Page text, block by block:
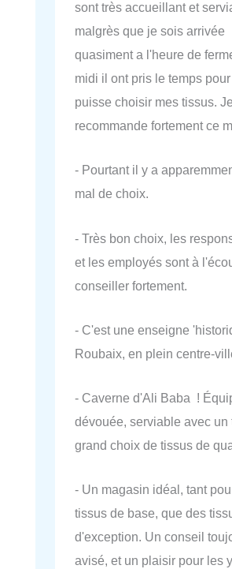
sont très accueillant et
malgrès que je sois arrivée
quasiment a l'heure de
midi il ont pris le temps
puisse choisir mes tissus. Je
recommande fortement ce
- Pourtant il y a
mal de choix.
- Très bon choix, les
et les employés sont à
conseiller fortement.
- C'est une enseigne
Roubaix, en plein centre-
- Caverne d'Ali Baba !
dévouée, serviable avec un
grand choix de tissus de
- Un magasin idéal, tant
tissus de base, que des
d'exception. Un conseil
avisé, et un plaisir pour les